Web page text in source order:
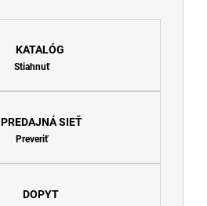
KATALÓG
Stiahnuť
PREDAJNÁ SIEŤ
Preveriť
DOPYT